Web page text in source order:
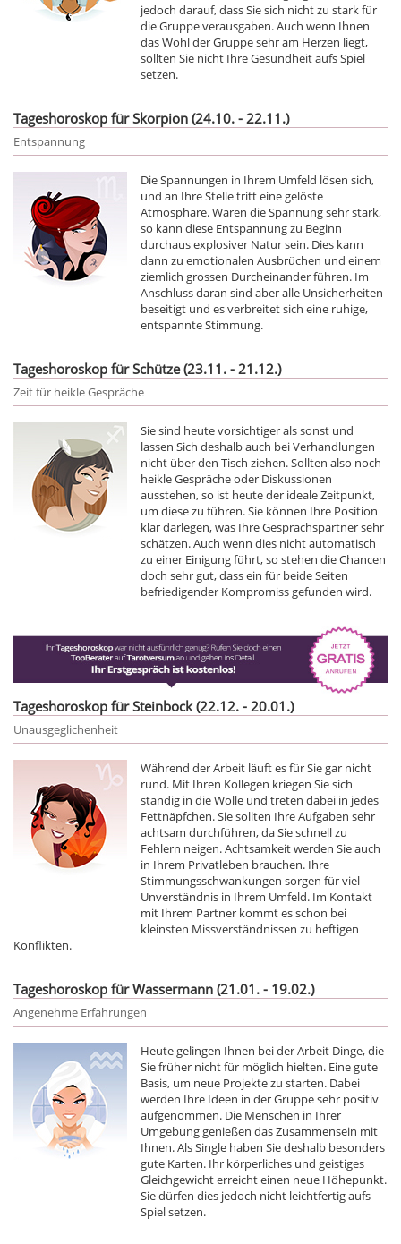
jedoch darauf, dass Sie sich nicht zu stark für
die Gruppe verausgaben. Auch wenn Ihnen
das Wohl der Gruppe sehr am Herzen liegt,
sollten Sie nicht Ihre Gesundheit aufs Spiel
setzen.
Tageshoroskop für Skorpion (24.10. - 22.11.)
Entspannung
Die Spannungen in Ihrem Umfeld lösen sich,
und an Ihre Stelle tritt eine gelöste
Atmosphäre. Waren die Spannung sehr stark,
so kann diese Entspannung zu Beginn
durchaus explosiver Natur sein. Dies kann
dann zu emotionalen Ausbrüchen und einem
ziemlich grossen Durcheinander führen. Im
Anschluss daran sind aber alle Unsicherheiten
beseitigt und es verbreitet sich eine ruhige,
entspannte Stimmung.
Tageshoroskop für Schütze (23.11. - 21.12.)
Zeit für heikle Gespräche
Sie sind heute vorsichtiger als sonst und
lassen Sich deshalb auch bei Verhandlungen
nicht über den Tisch ziehen. Sollten also noch
heikle Gespräche oder Diskussionen
ausstehen, so ist heute der ideale Zeitpunkt,
um diese zu führen. Sie können Ihre Position
klar darlegen, was Ihre Gesprächspartner sehr
schätzen. Auch wenn dies nicht automatisch
zu einer Einigung führt, so stehen die Chancen
doch sehr gut, dass ein für beide Seiten
befriedigender Kompromiss gefunden wird.
Tageshoroskop für Steinbock (22.12. - 20.01.)
Unausgeglichenheit
Während der Arbeit läuft es für Sie gar nicht
rund. Mit Ihren Kollegen kriegen Sie sich
ständig in die Wolle und treten dabei in jedes
Fettnäpfchen. Sie sollten Ihre Aufgaben sehr
achtsam durchführen, da Sie schnell zu
Fehlern neigen. Achtsamkeit werden Sie auch
in Ihrem Privatleben brauchen. Ihre
Stimmungsschwankungen sorgen für viel
Unverständnis in Ihrem Umfeld. Im Kontakt
mit Ihrem Partner kommt es schon bei
kleinsten Missverständnissen zu heftigen
Konflikten.
Tageshoroskop für Wassermann (21.01. - 19.02.)
Angenehme Erfahrungen
Heute gelingen Ihnen bei der Arbeit Dinge, die
Sie früher nicht für möglich hielten. Eine gute
Basis, um neue Projekte zu starten. Dabei
werden Ihre Ideen in der Gruppe sehr positiv
aufgenommen. Die Menschen in Ihrer
Umgebung genießen das Zusammensein mit
Ihnen. Als Single haben Sie deshalb besonders
gute Karten. Ihr körperliches und geistiges
Gleichgewicht erreicht einen neue Höhepunkt.
Sie dürfen dies jedoch nicht leichtfertig aufs
Spiel setzen.